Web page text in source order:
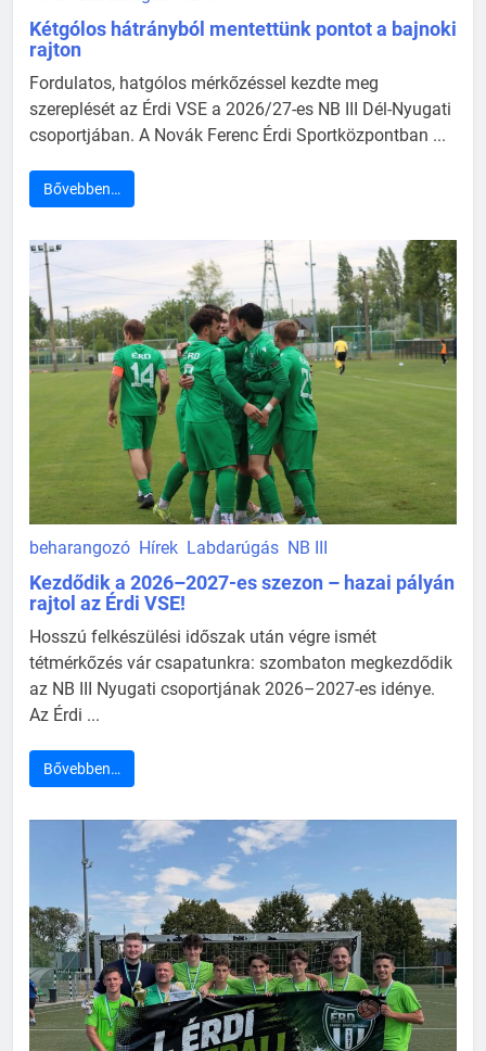
Kétgólos hátrányból mentettünk pontot a bajnoki
rajton
Fordulatos, hatgólos mérkőzéssel kezdte meg
szereplését az Érdi VSE a 2026/27-es NB III Dél-Nyugati
csoportjában. A Novák Ferenc Érdi Sportközpontban ...
Bővebben…
beharangozó Hírek Labdarúgás NB III
Kezdődik a 2026–2027-es szezon – hazai pályán
rajtol az Érdi VSE!
Hosszú felkészülési időszak után végre ismét
tétmérkőzés vár csapatunkra: szombaton megkezdődik
az NB III Nyugati csoportjának 2026–2027-es idénye.
Az Érdi ...
Bővebben…